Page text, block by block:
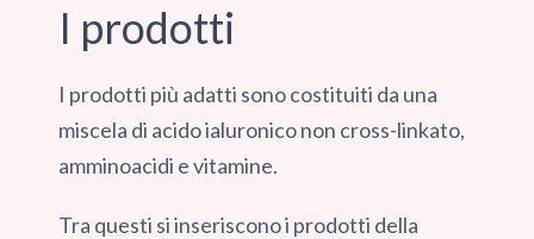
I prodotti
I prodotti più adatti sono costituiti da una
miscela di acido ialuronico non cross-linkato,
amminoacidi e vitamine.
Tra questi si inseriscono i prodotti della